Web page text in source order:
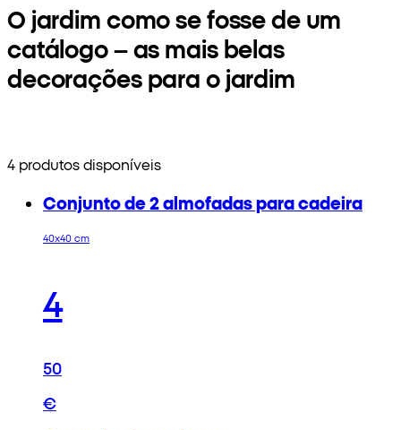
O jardim como se fosse de um
catálogo – as mais belas
decorações para o jardim
4 produtos disponíveis
Conjunto de 2 almofadas para cadeira
40x40 cm
4
50
€